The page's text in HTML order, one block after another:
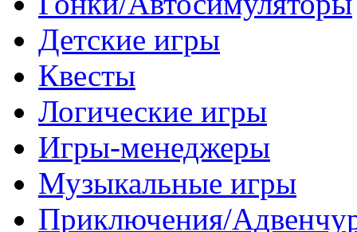
Детские игры
Квесты
Логические игры
Игры-менеджеры
Музыкальные игры
Приключения/